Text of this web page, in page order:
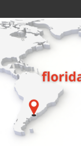
al
contenido